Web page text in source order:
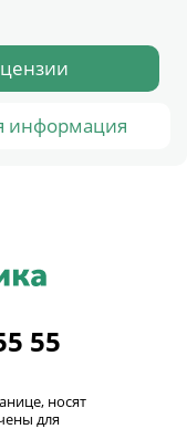
информация
55
носят
для